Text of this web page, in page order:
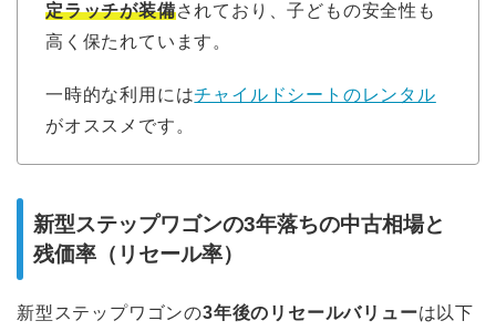
定ラッチが装備されており、子どもの安全性も
高く保たれています。
一時的な利用にはチャイルドシートのレンタル
がオススメです。
新型ステップワゴンの3年落ちの中古相場と
残価率（リセール率）
新型ステップワゴンの3年後のリセールバリューは以下